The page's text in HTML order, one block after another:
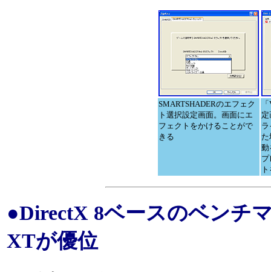
SMARTSHADERのエフェク
ト選択設定画面。画面にエ
フェクトをかけることがで
きる
動
●DirectX 8ベースのベンチ
XTが優位